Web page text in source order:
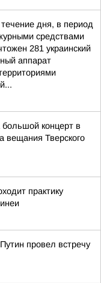
дня, в период
средствами
281 украинский
аппарат
концерт в
вещания Тверского
практику
провел встречу